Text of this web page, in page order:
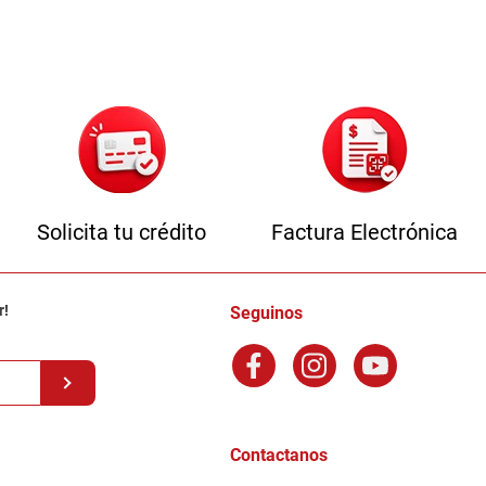
Solicita tu crédito Factura Electrónica
Seguinos
Contactanos